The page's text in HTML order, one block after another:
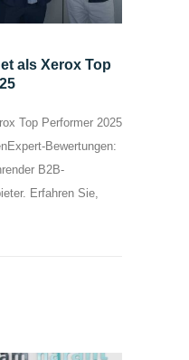
als Xerox Top
Top Performer 2025
Bewertungen:
B2B-
Erfahren Sie,